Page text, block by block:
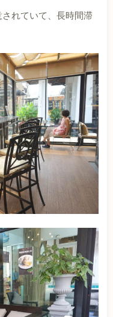
れていて、長時間滞